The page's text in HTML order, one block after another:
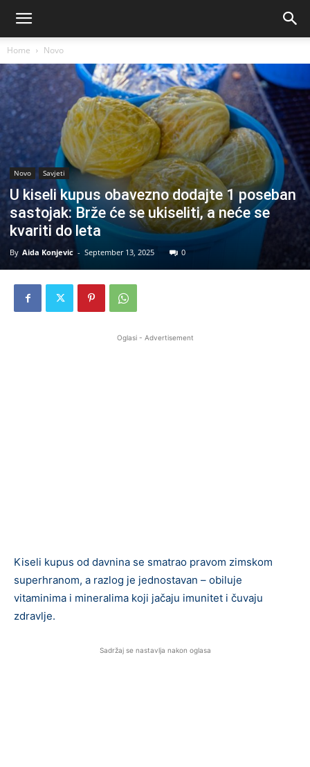
Home Novo
Novo Savjeti
U kiseli kupus obavezno dodajte 1 poseban
sastojak: Brže će se ukiseliti, a neće se
kvariti do leta
By Aida Konjevic - September 13, 2025 0
Oglasi - Advertisement
Kiseli kupus od davnina se smatrao pravom zimskom
superhranom, a razlog je jednostavan – obiluje
vitaminima i mineralima koji jačaju imunitet i čuvaju
zdravlje.
Sadržaj se nastavlja nakon oglasa